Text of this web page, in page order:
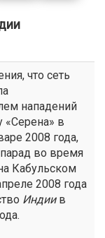
что сеть
нападений
«Серена» в
2008 года,
во время
Кабульском
2008 года
Индиив